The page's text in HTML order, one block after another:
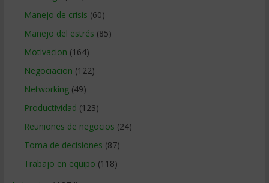
Manejo de crisis (60)
Manejo del estrés (85)
Motivacion (164)
Negociacion (122)
Networking(49)
Productividad (123)
Reuniones de negocios (24)
Toma de decisiones (87)
Trabajo en equipo (118)